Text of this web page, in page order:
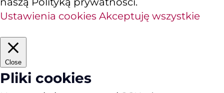
Ustawienia cookies Akceptuję wszystkie
Close
Pliki cookies